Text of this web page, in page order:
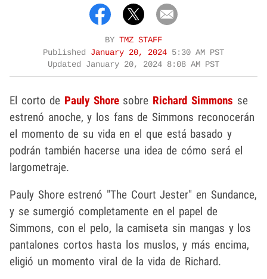
BY TMZ STAFF
Published January 20, 2024 5:30 AM PST
Updated January 20, 2024 8:08 AM PST
El corto de Pauly Shoresobre Richard Simmons se
estrenó anoche, y los fans de Simmons reconocerán
el momento de su vida en el que está basado y
podrán también hacerse una idea de cómo será el
largometraje.
Pauly Shore estrenó "The Court Jester" en Sundance,
y se sumergió completamente en el papel de
Simmons, con el pelo, la camiseta sin mangas y los
pantalones cortos hasta los muslos, y más encima,
eligió un momento viral de la vida de Richard.